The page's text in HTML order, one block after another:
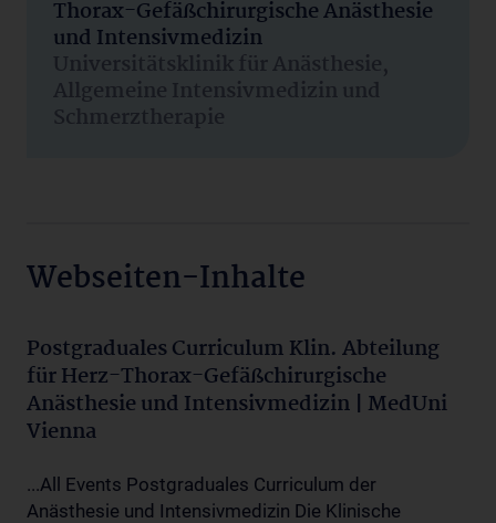
Thorax-Gefäßchirurgische Anästhesie
und Intensivmedizin
Universitätsklinik für Anästhesie,
Allgemeine Intensivmedizin und
Schmerztherapie
Webseiten-Inhalte
Postgraduales Curriculum Klin. Abteilung
für Herz-Thorax-Gefäßchirurgische
Anästhesie und Intensivmedizin | MedUni
Vienna
...All Events Postgraduales Curriculum der
Anästhesie und Intensivmedizin Die Klinische